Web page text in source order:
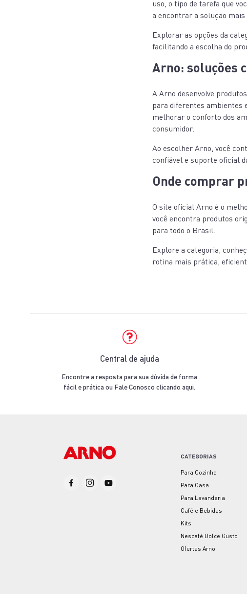
uso, o tipo de tarefa que
a encontrar a solução
Explorar as opções da
facilitando a escolha do
Arno: soluções
A Arno desenvolve
para diferentes ambientes
melhorar o conforto dos
consumidor.
Ao escolher Arno, você
confiável e suporte oficial
Onde comprar
O site oficial Arno é o
você encontra produtos
para todo o Brasil.
Explore a categoria,
rotina mais prática,
Central de ajuda
Encontre a resposta para sua dúvida de forma
fácil e prática ou Fale Conosco clicando aqui.
CATEGORIAS
Para Cozinha
Para Casa
Para Lavanderia
Café e Bebidas
Kits
Nescafé Dolce Gusto
Ofertas Arno